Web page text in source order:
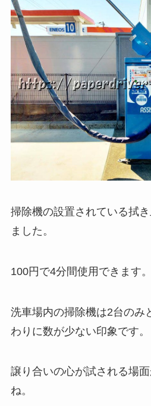
掃除機の設置されている拭
ました。
100円で4分間使用できます。
洗車場内の掃除機は2台のみ
わりに数が少ない印象です。
譲り合いの心が試される場
ね。